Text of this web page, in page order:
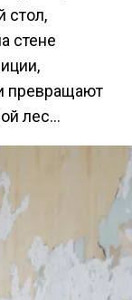
стол,
стене
превращают
лес…